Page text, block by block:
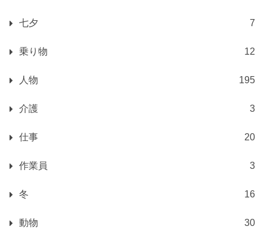
七夕 7
乗り物 12
人物 195
介護 3
仕事 20
作業員 3
冬 16
動物 30